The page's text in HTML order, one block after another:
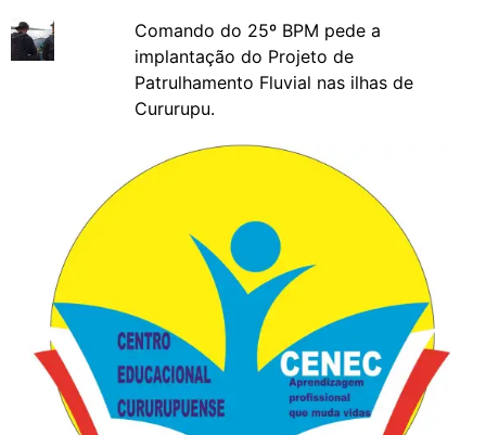
Comando do 25º BPM pede a
implantação do Projeto de
Patrulhamento Fluvial nas ilhas de
Cururupu.